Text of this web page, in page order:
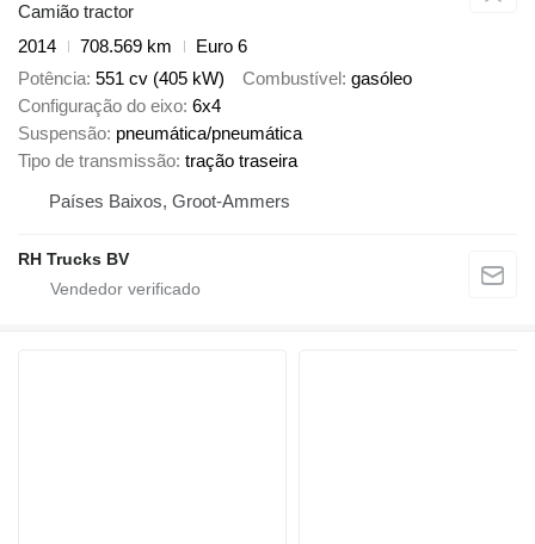
Camião tractor
2014
708.569 km
Euro 6
Potência 551 cv (405 kW) Combustível gasóleo
Configuração do eixo 6x4
Suspensão pneumática/pneumática
Tipo de transmissão tração traseira
Países Baixos, Groot-Ammers
RH Trucks BV